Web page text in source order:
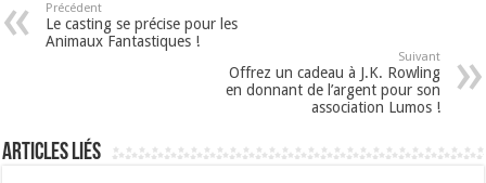
Précédent
Le casting se précise pour les
Animaux Fantastiques !
Suivant
Offrez un cadeau à J.K. Rowling
en donnant de l’argent pour son
association Lumos !
Articles liés